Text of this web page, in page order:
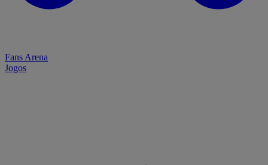
Fans Arena
Jogos